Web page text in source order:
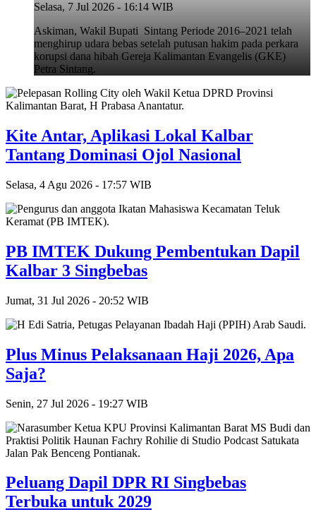
Selasa, 7 Jul 2026 - 16:14 WIB
Askiman, Wakil Bupati Sintang Periode 2016–2021 telah
menghirup udara bebas setelah putusan hakim pada perkara
korupsi dana hibah Gereja Kalimantan Evangelis (GKE)
Petra Sintang.
Kite Antar, Aplikasi Lokal Kalbar
Tantang Dominasi Ojol Nasional
Selasa, 4 Agu 2026 - 17:57 WIB
PB IMTEK Dukung Pembentukan Dapil
Kalbar 3 Singbebas
Jumat, 31 Jul 2026 - 20:52 WIB
Plus Minus Pelaksanaan Haji 2026, Apa
Saja?
Senin, 27 Jul 2026 - 19:27 WIB
Peluang Dapil DPR RI Singbebas
Terbuka untuk 2029